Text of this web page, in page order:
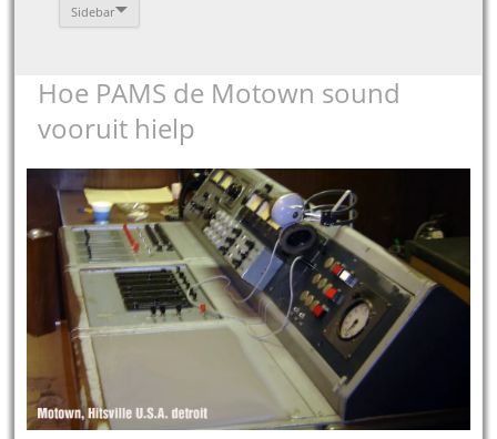
Sidebar
Hoe PAMS de Motown sound
vooruit hielp